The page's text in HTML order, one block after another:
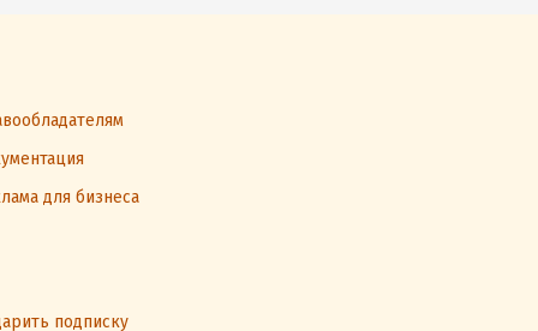
для бизнеса
подписку